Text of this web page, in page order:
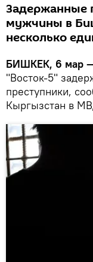
Задержанные
мужчины в
несколько
БИШКЕК, 6 мар
"Восток-5"
преступники,
Кыргызстан в